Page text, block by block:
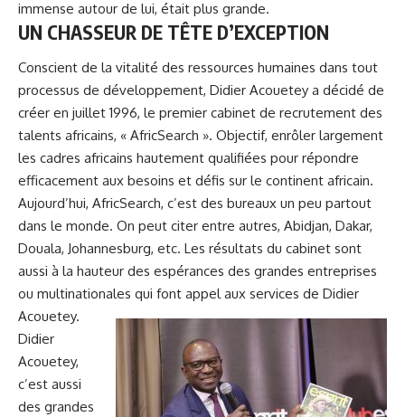
immense autour de lui, était plus grande.
UN CHASSEUR DE TÊTE D’EXCEPTION
Conscient de la vitalité des ressources humaines dans tout
processus de développement, Didier Acouetey a décidé de
créer en juillet 1996, le premier cabinet de recrutement des
talents africains, « AfricSearch ». Objectif, enrôler largement
les cadres africains hautement qualifiées pour répondre
efficacement aux besoins et défis sur le continent africain.
Aujourd’hui, AfricSearch, c’est des bureaux un peu partout
dans le monde. On peut citer entre autres, Abidjan, Dakar,
Douala, Johannesburg, etc. Les résultats du cabinet sont
aussi à la hauteur des espérances des grandes entreprises
ou multinationales qui font appel aux services de Didier
Acouetey.
Didier
Acouetey,
c’est aussi
des grandes